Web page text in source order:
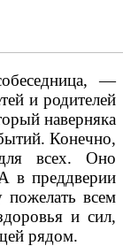
—
и родителей
наверняка
Конечно,
всех. Оно
в преддверии
пожелать всем
и сил,
рядом.